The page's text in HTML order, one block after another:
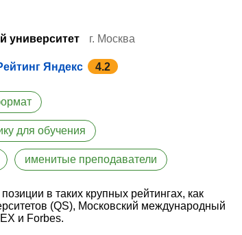
университет г. Москва
Яндекс 4.2
для обучения
именитые преподаватели
в таких крупных рейтингах, как
(QS), Московский международный
и Forbes.